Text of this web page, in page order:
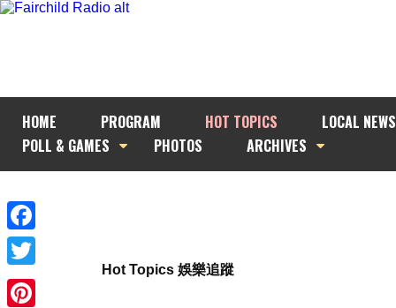
HOME PROGRAM HOT TOPICS
LOCAL NEWS
POLL & GAMES
PHOTOS ARCHIVES
Facebook
Twitter
Hot Topics 娛樂追蹤